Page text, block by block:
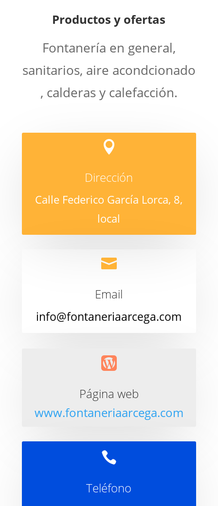
Productos y ofertas
Fontanería en general,
sanitarios, aire acondcionado
, calderas y calefacción.

Dirección
Calle Federico García Lorca, 8,
local

Email
info@fontaneriaarcega.com

Página web
www.fontaneriaarcega.com

Teléfono